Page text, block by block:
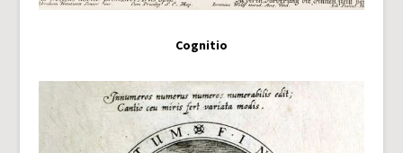
Cognitio